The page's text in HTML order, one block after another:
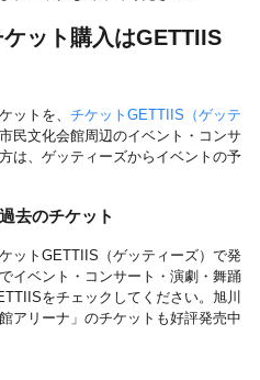
ット購入はGETTIIS
ットを、 チケットGETTIIS（ゲッテ
民文化会館周辺のイベント・コンサ
は、ゲッティーズからイベントの予
去のチケット
ットGETTIIS（ゲッティーズ）で発
イベント・コンサート・演劇・舞踊
をチェックしてください。旭川
アリーナ」のチケットも好評発売中